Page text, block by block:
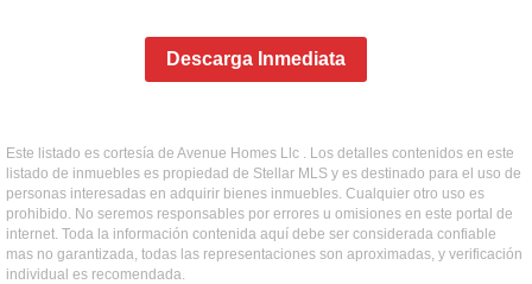
Descarga Inmediata
Este listado es cortesía de Avenue Homes Llc . Los detalles contenidos en este
listado de inmuebles es propiedad de Stellar MLS y es destinado para el uso de
personas interesadas en adquirir bienes inmuebles. Cualquier otro uso es
prohibido. No seremos responsables por errores u omisiones en este portal de
internet. Toda la información contenida aquí debe ser considerada confiable
mas no garantizada, todas las representaciones son aproximadas, y verificación
individual es recomendada.